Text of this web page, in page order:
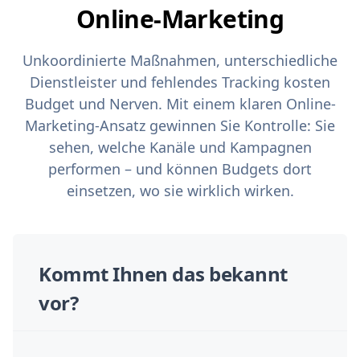
Online-Marketing
Unkoordinierte Maßnahmen, unterschiedliche
Dienstleister und fehlendes Tracking kosten
Budget und Nerven. Mit einem klaren Online-
Marketing-Ansatz gewinnen Sie Kontrolle: Sie
sehen, welche Kanäle und Kampagnen
performen – und können Budgets dort
einsetzen, wo sie wirklich wirken.
Kommt Ihnen das bekannt
vor?